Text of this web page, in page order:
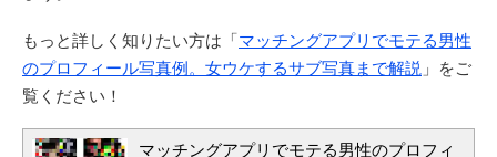
もっと詳しく知りたい方は「マッチングアプリでモテる男性
のプロフィール写真例。女ウケするサブ写真まで解説 」をご
覧ください！
マッチングアプリでモテる男性のプロフィ